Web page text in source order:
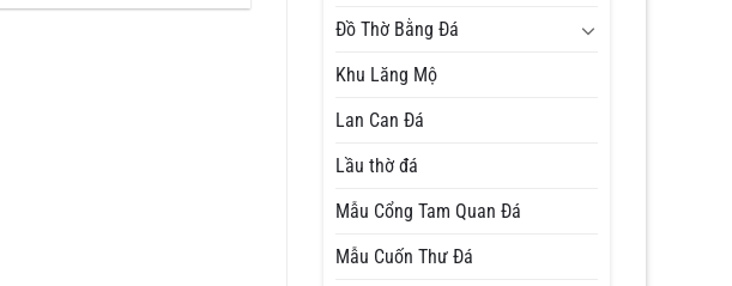
Đồ Thờ Bằng Đá
Khu Lăng Mộ
Lan Can Đá
Lầu thờ đá
Mẫu Cổng Tam Quan Đá
Mẫu Cuốn Thư Đá